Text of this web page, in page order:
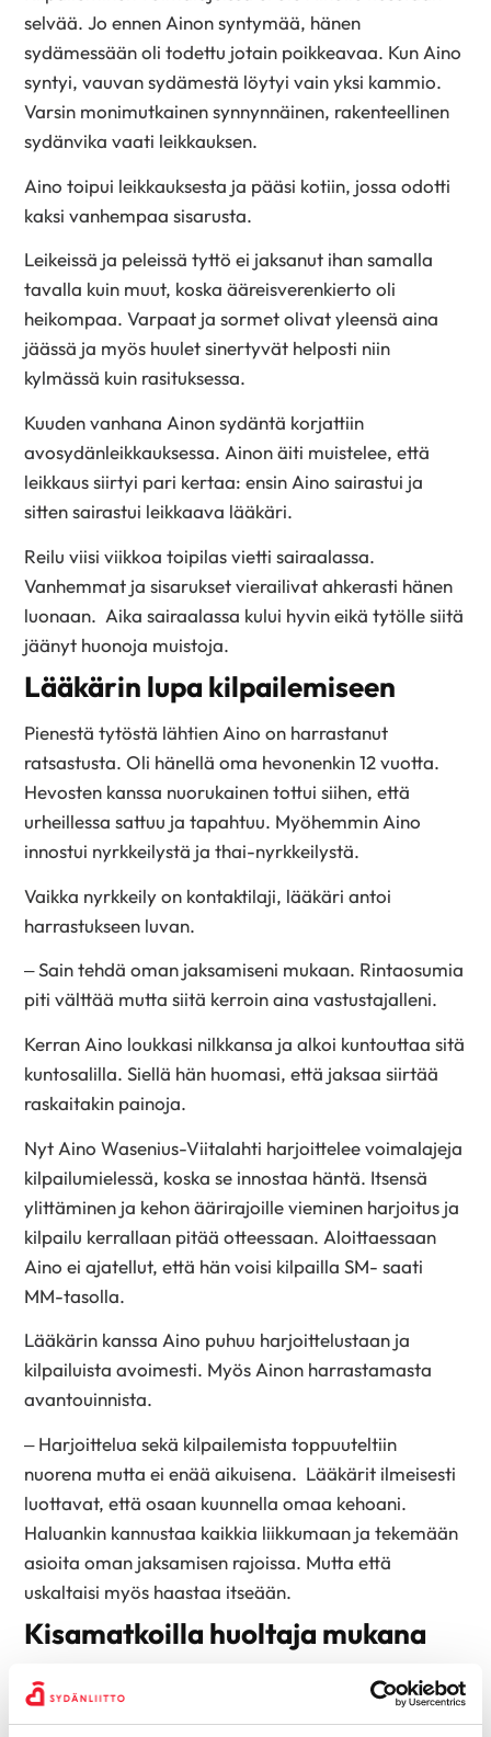
selvää. Jo ennen Ainon syntymää, hänen
sydämessään oli todettu jotain poikkeavaa. Kun Aino
syntyi, vauvan sydämestä löytyi vain yksi kammio.
Varsin monimutkainen synnynnäinen, rakenteellinen
sydänvika vaati leikkauksen.
Aino toipui leikkauksesta ja pääsi kotiin, jossa odotti
kaksi vanhempaa sisarusta.
Leikeissä ja peleissä tyttö ei jaksanut ihan samalla
tavalla kuin muut, koska ääreisverenkierto oli
heikompaa. Varpaat ja sormet olivat yleensä aina
jäässä ja myös huulet sinertyvät helposti niin
kylmässä kuin rasituksessa.
Kuuden vanhana Ainon sydäntä korjattiin
avosydänleikkauksessa. Ainon äiti muistelee, että
leikkaus siirtyi pari kertaa: ensin Aino sairastui ja
sitten sairastui leikkaava lääkäri.
Reilu viisi viikkoa toipilas vietti sairaalassa.
Vanhemmat ja sisarukset vierailivat ahkerasti hänen
luonaan. Aika sairaalassa kului hyvin eikä tytölle siitä
jäänyt huonoja muistoja.
Lääkärin lupa kilpailemiseen
Pienestä tytöstä lähtien Aino on harrastanut
ratsastusta. Oli hänellä oma hevonenkin 12 vuotta.
Hevosten kanssa nuorukainen tottui siihen, että
urheillessa sattuu ja tapahtuu. Myöhemmin Aino
innostui nyrkkeilystä ja thai-nyrkkeilystä.
Vaikka nyrkkeily on kontaktilaji, lääkäri antoi
harrastukseen luvan.
– Sain tehdä oman jaksamiseni mukaan. Rintaosumia
piti välttää mutta siitä kerroin aina vastustajalleni.
Kerran Aino loukkasi nilkkansa ja alkoi kuntouttaa sitä
kuntosalilla. Siellä hän huomasi, että jaksaa siirtää
raskaitakin painoja.
Nyt Aino Wasenius-­Viitalahti harjoittelee voimalajeja
kilpailumielessä, koska se innostaa häntä. Itsensä
ylittäminen ja kehon äärirajoille vieminen harjoitus ja
kilpailu kerrallaan pitää otteessaan. Aloittaessaan
Aino ei ajatellut, että hän voisi kilpailla SM- saati
MM-tasolla.
Lääkärin kanssa Aino puhuu harjoittelustaan ja
kilpailuista avoimesti. Myös Ainon harrastamasta
avantouinnista.
– Harjoittelua sekä kilpailemista toppuuteltiin
nuorena mutta ei enää aikuisena. Lääkärit ilmeisesti
luottavat, että osaan kuunnella omaa kehoani.
Haluankin kannustaa kaikkia liikkumaan ja tekemään
asioita oman jaksamisen rajoissa. Mutta että
uskaltaisi myös haastaa itseään.
Kisamatkoilla huoltaja mukana
Kun Aino oli 16, hän tapasi tulevan puolisonsa
Jannen. Nyt puoliso kulkee kisamatkoilla hänen